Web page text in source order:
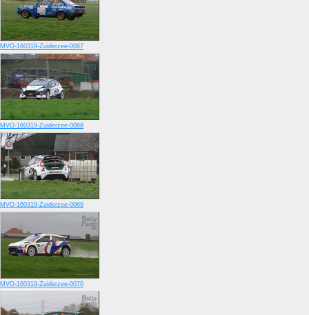
MVO-160319-Zuiderzee-0067
MVO-160319-Zuiderzee-0068
MVO-160319-Zuiderzee-0069
MVO-160319-Zuiderzee-0070